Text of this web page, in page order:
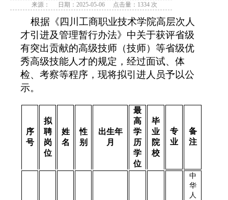
来源： 日期：2025-05-06 点击量： 1334 次
根据《四川工商职业技术学院高层次人
才引进及管理暂行办法》中关于获评省级
有突出贡献的高级技师（技师）等省级优
秀高级技能人才的规定，经过面试、体
检、考察等程序，现将拟引进人员予以公
示。
序
号
拟
聘
岗
位
姓
名
性
别
出生年
月
最
高
学
历
学
位
毕
业
院
校
专
业
备
注
中
华
人